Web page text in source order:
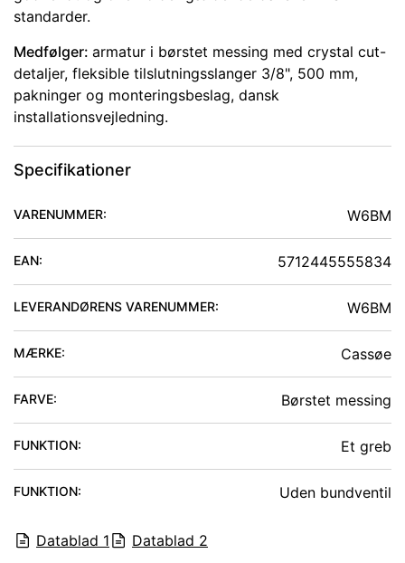
standarder.
Medfølger: armatur i børstet messing med crystal cut-
detaljer, fleksible tilslutningsslanger 3/8", 500 mm,
pakninger og monteringsbeslag, dansk
installationsvejledning.
Specifikationer
VARENUMMER: W6BM
EAN: 5712445555834
LEVERANDØRENS VARENUMMER: W6BM
MÆRKE: Cassøe
FARVE: Børstet messing
FUNKTION: Et greb
FUNKTION: Uden bundventil
Datablad 1 Datablad 2